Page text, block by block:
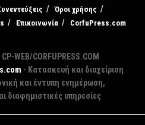
Όροι χρήσης
Επικοινωνία CorfuPress.com
WEB/CORFUPRESS.COM
- Κατασκευή και διαχείριση
και έντυπη ενημέρωση,
διαφημιστικές υπηρεσίες